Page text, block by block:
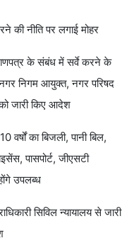
की नीति पर लगाई मोहर
के संबंध में सर्वे करने के
निगम आयुक्त, नगर परिषद
को जारी किए आदेश
का बिजली, पानी बिल,
पासपोर्ट, जीएसटी
उपलब्ध
सिविल न्यायालय से जारी